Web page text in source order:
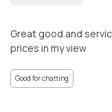
Great good and
prices in my view
Good for chatting